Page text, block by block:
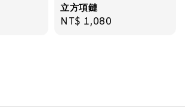
立方項鏈
Regular
NT$ 1,080